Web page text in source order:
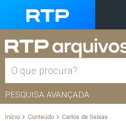
PESQUISA AVANÇADA
Início Conteúdo Carlos de Seixas